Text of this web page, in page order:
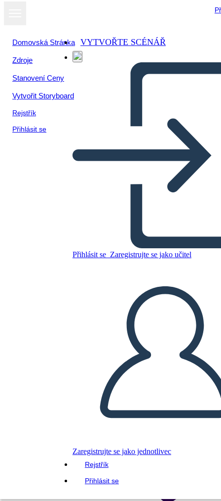
Domovská Stránka
Zdroje
Stanovení Ceny
Vytvořit Storyboard
Rejstřík
Přihlásit se
VYTVOŘTE SCÉNÁŘ
Přihlásit se Zaregistrujte se jako učitel
Zaregistrujte se jako jednotlivec
Rejstřík
Přihlásit se
Zkopírujte tento scénář
PŘEHRÁT PREZENTACI
PŘEČTI MI